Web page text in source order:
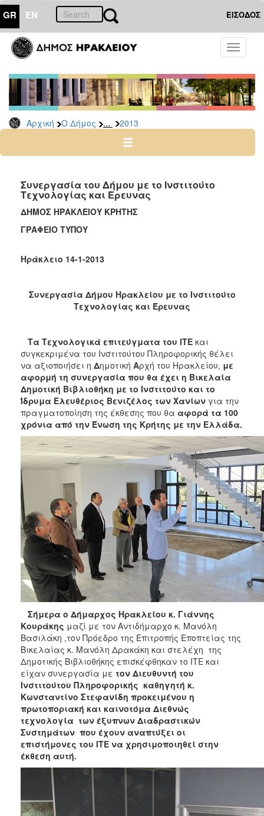
GR EN ΕΙΣΟΔΟΣ
Toggle
Αρχική Ο Δήμος ... 2013
ΔΗΜΟΣ
Δελτία
Τύπου
Αρχείο
2026
2024
2022
2021
2020
2018
2016
2012
2011
2010
2006
ΤΟΠΟΣ
ΠΟΛΙΤΙΣΜΟΣ
ΑΝΘΕΚΤΙΚΗ
Συνεργασία του Δήμου με το Ινστιτούτο
Τεχνολογίας και Έρευνας
ΔΗΜΟΣ ΗΡΑΚΛΕΙΟΥ ΚΡΗΤΗΣ
ΓΡΑΦΕΙΟ ΤΥΠΟΥ
Ηράκλειο 14-1-2013
Συνεργασία Δήμου Ηρακλείου με το Ινστιτούτο
Τεχνολογίας και Έρευνας
Tα Τεχνολογικά επιτεύγματα του ΙΤΕ και
συγκεκριμένα του Ινστιτούτου Πληροφορικής θέλει
να αξιοποιήσει η Δημοτική Αρχή του Ηρακλείου, με
αφορμή τη συνεργασία που θα έχει η Βικελαία
Δημοτική Βιβλιοθήκη με το Ινστιτούτο και το
Ίδρυμα Ελευθέριος Βενιζέλος των Χανίων για την
πραγματοποίηση της έκθεσης που θα αφορά τα 100
χρόνια από την Ένωση της Κρήτης με την Ελλάδα.
Σήμερα ο Δήμαρχος Ηρακλείου κ. Γιάννης
Κουράκης μαζί με τον Αντιδήμαρχο κ. Μανόλη
Βασιλάκη ,τον Πρόεδρο της Επιτροπής Εποπτείας της
Βικελαίας κ. Μανόλη Δρακάκη και στελέχη της
Δημοτικής Βιβλιοθήκης επισκέφθηκαν το ΙΤΕ και
είχαν συνεργασία με τον Διευθυντή του
Ινστιτούτου Πληροφορικής καθηγητή κ.
Κωνσταντίνο Στεφανίδη προκειμένου η
πρωτοποριακή και καινοτόμα Διεθνώς
τεχνολογία των έξυπνων Διαδραστικών
Συστημάτων που έχουν αναπτύξει οι
επιστήμονες του ΙΤΕ να χρησιμοποιηθεί στην
έκθεση αυτή.